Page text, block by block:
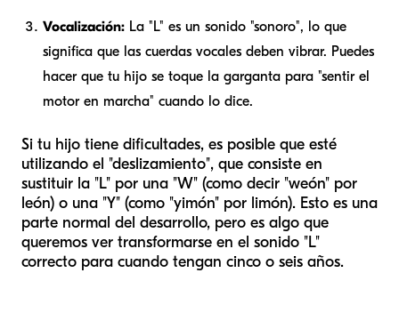
Vocalización: La "L" es un sonido "sonoro", lo que
significa que las cuerdas vocales deben vibrar. Puedes
hacer que tu hijo se toque la garganta para "sentir el
motor en marcha" cuando lo dice.
Si tu hijo tiene dificultades, es posible que esté
utilizando el "deslizamiento", que consiste en
sustituir la "L" por una "W" (como decir "weón" por
león) o una "Y" (como "yimón" por limón). Esto es una
parte normal del desarrollo, pero es algo que
queremos ver transformarse en el sonido "L"
correcto para cuando tengan cinco o seis años.